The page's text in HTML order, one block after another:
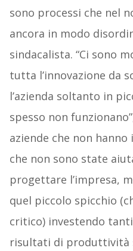
sono processi che nel
ancora in modo
sindacalista. “Ci sono
tutta l’innovazione da
l’azienda soltanto in
spesso non
aziende che non
che non sono state
progettare l’impresa,
quel piccolo spicchio
critico) investendo
risultati di produttività